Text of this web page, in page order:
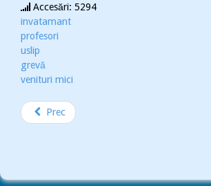
Accesări: 5294
invatamant
profesori
uslip
grevă
venituri mici
Prec